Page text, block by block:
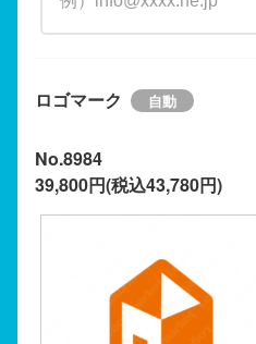
ロゴマーク
No.8984
39,800円(税込43,780円)